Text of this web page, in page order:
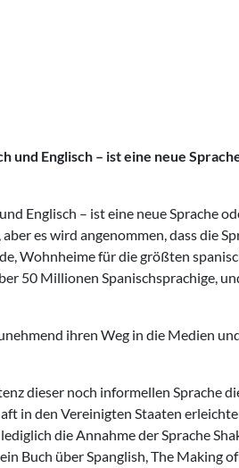
und Englisch – ist eine neue
Englisch – ist eine neue Sprache
es wird angenommen, dass die
Wohnheime für die größten
50 Millionen Spanischsprachige,
ihren Weg in die Medien
dieser noch informellen Sprache
in den Vereinigten Staaten
die Annahme der Sprache
Buch über Spanglish, The Making